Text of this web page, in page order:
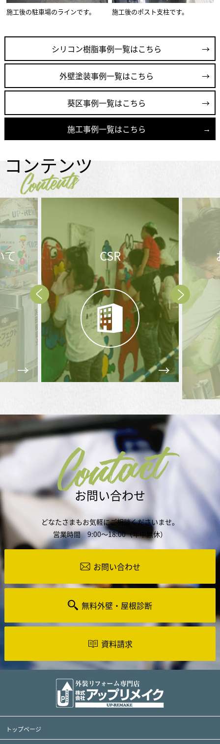
施工後の駐車場のラインです。 施工後のポスト支柱です。
シリコン樹脂事例一覧はこちら
外壁塗装事例一覧はこちら
葵区事例一覧はこちら
施工事例一覧はこちら
コンテンツ
Contents
お問合せ後の
流れ
Prev Next
Contact
お問い合わせ
どなたさまもお気軽にご相談くださいませ。
営業時間 9:00～18:00（年中無休）
お問い合わせ
無料外壁・屋根診断
資料請求
トップページ